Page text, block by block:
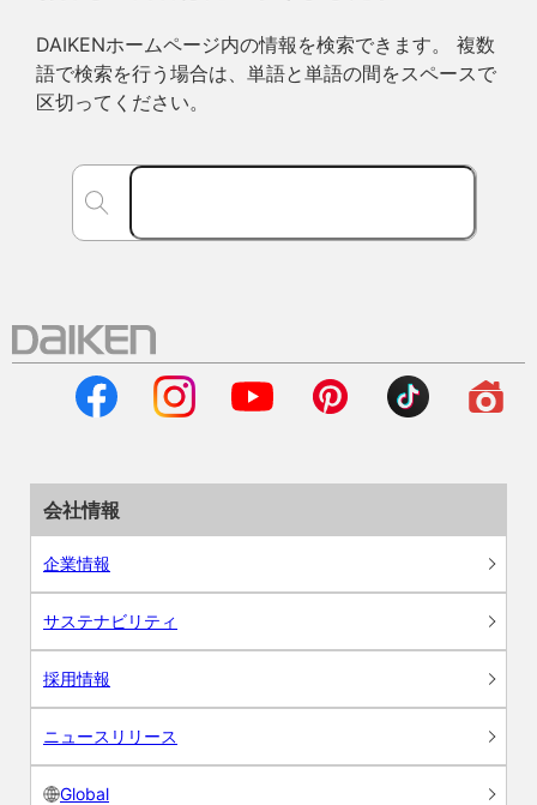
DAIKENホームページ内の情報を検索できます。 複数
語で検索を行う場合は、単語と単語の間をスペースで
区切ってください。
会社情報
企業情報
サステナビリティ
採用情報
ニュースリリース
Global